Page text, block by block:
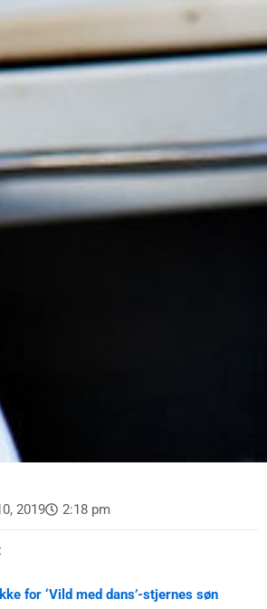
2019 2:18 pm
for ‘Vild med dans’-stjernes søn